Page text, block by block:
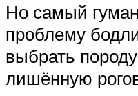
Но самый
проблему
выбрать
лишённую